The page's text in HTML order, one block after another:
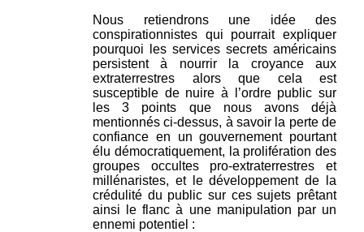
Nous retiendrons une idée des
conspirationnistes qui pourrait expliquer
pourquoi les services secrets américains
persistent à nourrir la croyance aux
extraterrestres alors que cela est
susceptible de nuire à l’ordre public sur
les 3 points que nous avons déjà
mentionnés ci-dessus, à savoir la perte de
confiance en un gouvernement pourtant
élu démocratiquement, la prolifération des
groupes occultes pro-extraterrestres et
millénaristes, et le développement de la
crédulité du public sur ces sujets prêtant
ainsi le flanc à une manipulation par un
ennemi potentiel :